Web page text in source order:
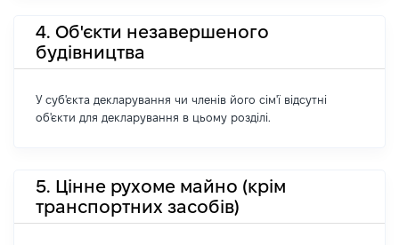
4. Об'єкти незавершеного
будівництва
У суб'єкта декларування чи членів його сім'ї відсутні
об'єкти для декларування в цьому розділі.
5. Цінне рухоме майно (крім
транспортних засобів)